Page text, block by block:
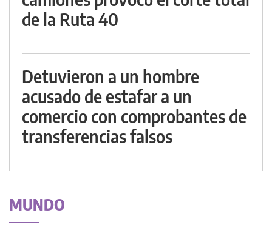
de la Ruta 40
Detuvieron a un hombre
acusado de estafar a un
comercio con comprobantes de
transferencias falsos
MUNDO